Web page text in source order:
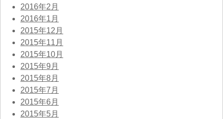
2016年2月
2016年1月
2015年12月
2015年11月
2015年10月
2015年9月
2015年8月
2015年7月
2015年6月
2015年5月